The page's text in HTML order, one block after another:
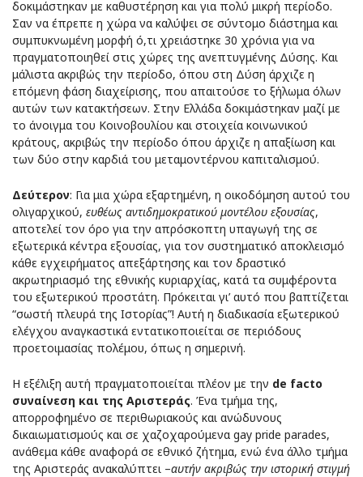
δοκιμάστηκαν με καθυστέρηση και για πολύ μικρή περίοδο.
Σαν να έπρεπε η χώρα να καλύψει σε σύντομο διάστημα και
συμπυκνωμένη μορφή ό,τι χρειάστηκε 30 χρόνια για να
πραγματοποιηθεί στις χώρες της ανεπτυγμένης Δύσης. Και
μάλιστα ακριβώς την περίοδο, όπου στη Δύση άρχιζε η
επόμενη φάση διαχείρισης, που απαιτούσε το ξήλωμα όλων
αυτών των κατακτήσεων. Στην Ελλάδα δοκιμάστηκαν μαζί με
το άνοιγμα του Κοινοβουλίου και στοιχεία κοινωνικού
κράτους, ακριβώς την περίοδο όπου άρχιζε η απαξίωση και
των δύο στην καρδιά του μεταμοντέρνου καπιταλισμού.
Δεύτερον: Για μια χώρα εξαρτημένη, η οικοδόμηση αυτού του
ολιγαρχικού, ευθέως αντιδημοκρατικού μοντέλου εξουσίας,
αποτελεί τον όρο για την απρόσκοπτη υπαγωγή της σε
εξωτερικά κέντρα εξουσίας, για τον συστηματικό αποκλεισμό
κάθε εγχειρήματος απεξάρτησης και τον δραστικό
ακρωτηριασμό της εθνικής κυριαρχίας, κατά τα συμφέροντα
του εξωτερικού προστάτη. Πρόκειται γι’ αυτό που βαπτίζεται
“σωστή πλευρά της Ιστορίας”! Αυτή η διαδικασία εξωτερικού
ελέγχου αναγκαστικά εντατικοποιείται σε περιόδους
προετοιμασίας πολέμου, όπως η σημερινή.
Η εξέλιξη αυτή πραγματοποιείται πλέον με την de facto
συναίνεση και της Αριστεράς. Ένα τμήμα της,
απορροφημένο σε περιθωριακούς και ανώδυνους
δικαιωματισμούς και σε χαζοχαρούμενα gay pride parades,
ανάθεμα κάθε αναφορά σε εθνικό ζήτημα, ενώ ένα άλλο τμήμα
της Αριστεράς ανακαλύπτει –αυτήν ακριβώς την ιστορική στιγμή